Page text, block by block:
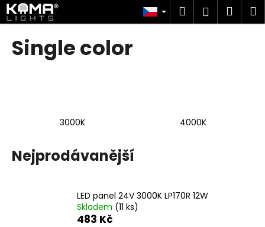
Přejít
na
obsah
Hledat
Single color
3000K 4000K
Nejprodávanější
LED panel 24V 3000K LP170R 12W
Skladem (11 ks)
483 Kč
K
o
e